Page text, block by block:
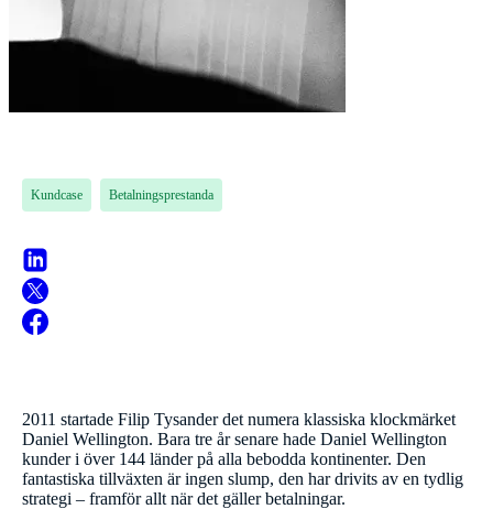
Kundcase Betalningsprestanda
2011 startade Filip Tysander det numera klassiska klockmärket
Daniel Wellington. Bara tre år senare hade Daniel Wellington
kunder i över 144 länder på alla bebodda kontinenter. Den
fantastiska tillväxten är ingen slump, den har drivits av en tydlig
strategi – framför allt när det gäller betalningar.